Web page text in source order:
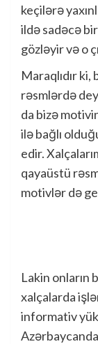
keçilərə
ildə sadəcə
gözləyir və o
Maraqlıdır
rəsmlərdə
da bizə
ilə bağlı
edir.
qayaüstü
motivlər də
Lakin onların
xalçalarda
informativ
Azərbaycanda